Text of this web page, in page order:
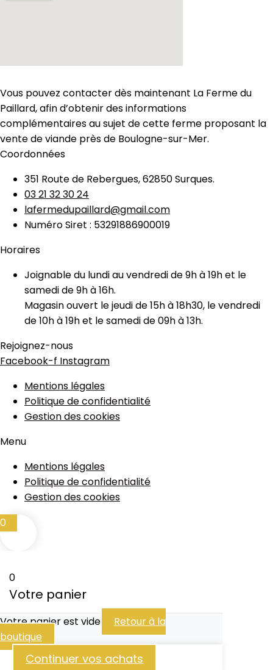
Vous pouvez contacter dès maintenant La Ferme du
Paillard, afin d’obtenir des informations
complémentaires au sujet de cette ferme proposant la
vente de viande près de Boulogne-sur-Mer.
Coordonnées
351 Route de Rebergues, 62850 Surques.
03 21 32 30 24
lafermedupaillard@gmail.com
Numéro Siret : 53291886900019
Horaires
Joignable du lundi au vendredi de 9h à 19h et le
samedi de 9h à 16h.
Magasin ouvert le jeudi de 15h à 18h30, le vendredi
de 10h à 19h et le samedi de 09h à 13h.
Rejoignez-nous
Facebook-f Instagram
Mentions légales
Politique de confidentialité
Gestion des cookies
Menu
Mentions légales
Politique de confidentialité
Gestion des cookies
0
0
Votre panier
Votre panier est vide
Retour à la
boutique
Continuer vos achats